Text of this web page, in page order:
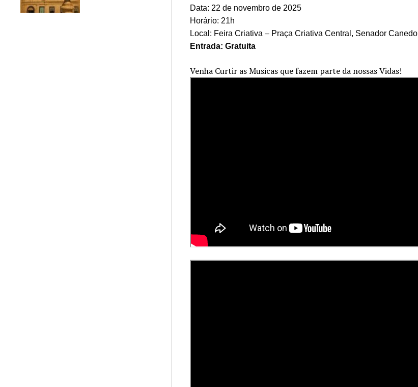
Data: 22 de novembro de 2025
Horário: 21h
Local: Feira Criativa – Praça Criativa Central, Senador Canedo
Entrada: Gratuita
Venha Curtir as Musicas que fazem parte da nossas Vidas!